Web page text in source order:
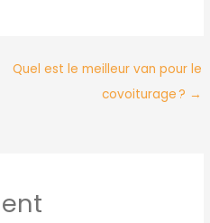
Quel est le meilleur van pour le
covoiturage ? →